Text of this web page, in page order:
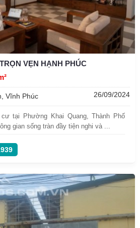
VẸN HẠNH PHÚC
Vĩnh Phúc 26/09/2024
tại Phường Khai Quang, Thành Phố
gian sống tràn đầy tiện nghi và ...